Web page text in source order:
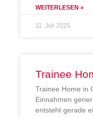
WEITERLESEN »
11. Juli 2025
Trainee
Trainee Home in
Einnahmen
entsteht gerade